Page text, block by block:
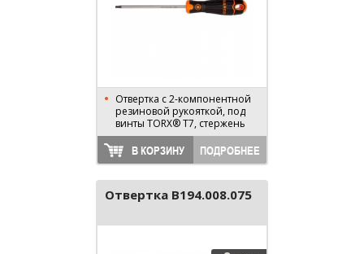
Отвертка с 2-компонентной
резиновой рукояткой, под
винты TORX® T7, стержень
75 мм, длина 170 мм
В КОРЗИНУ ПОДРОБНЕЕ
Отвертка B194.008.075